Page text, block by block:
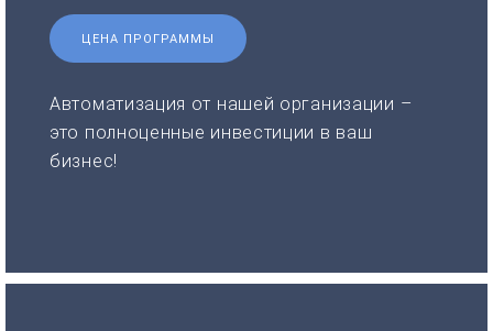
ЦЕНА ПРОГРАММЫ
Автоматизация от нашей организации –
это полноценные инвестиции в ваш
бизнес!